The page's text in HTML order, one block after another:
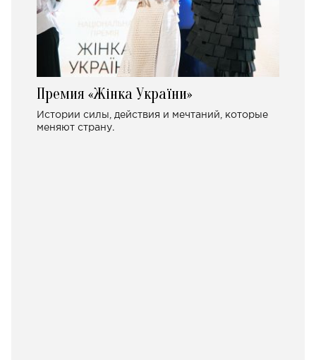
Премия «Жінка України»
Истории силы, действия и мечтаний, которые
меняют страну.